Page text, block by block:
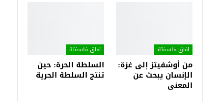
آفاق فلسفيّة‎
من أوشفيتز إلى غزة:
الإنسان يبحث عن
المعنى
آفاق فلسفيّة‎
السلطة الحرة: حين
تنتج السلطة الحرية